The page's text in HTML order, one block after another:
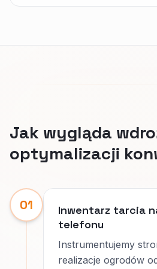
Jak wygląda
optymalizacji
01
Inwentarz tarcia
telefonu
Instrumentujemy
realizacje ogrodów